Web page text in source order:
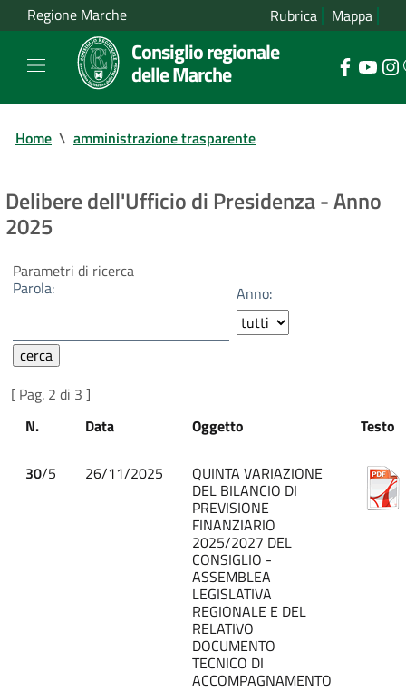
Regione Marche Rubrica Mappa
Consiglio regionale
delle Marche
Home \ amministrazione trasparente
Delibere dell'Ufficio di Presidenza - Anno
2025
Parametri di ricerca
Parola: Anno:
[ Pag. 2 di 3 ]
N.
Data Oggetto Testo
30/5 26/11/2025 QUINTA VARIAZIONE
DEL BILANCIO DI
PREVISIONE
FINANZIARIO
2025/2027 DEL
CONSIGLIO -
ASSEMBLEA
LEGISLATIVA
REGIONALE E DEL
RELATIVO
DOCUMENTO
TECNICO DI
ACCOMPAGNAMENTO